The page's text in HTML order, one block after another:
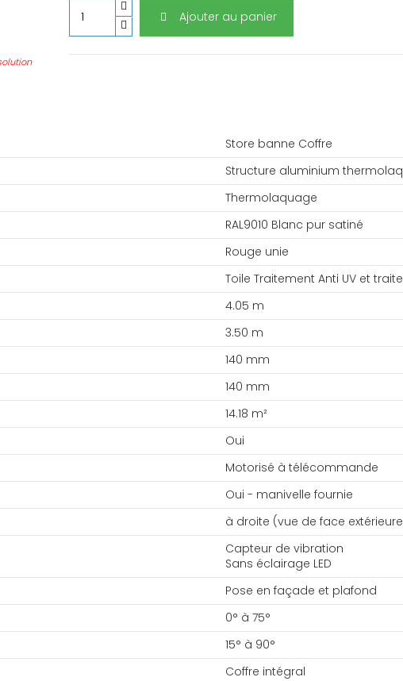
Ajouter au panier
Store banne Coffre
Structure aluminium
Thermolaquage
RAL9010 Blanc pur satiné
Rouge unie
Toile Traitement Anti UV et
4.05 m
3.50 m
140 mm
140 mm
14.18 m²
Oui
Motorisé à télécommande
Oui - manivelle fournie
à droite (vue de face
Capteur de vibration
Sans éclairage LED
Pose en façade et plafond
0° à 75°
15° à 90°
Coffre intégral